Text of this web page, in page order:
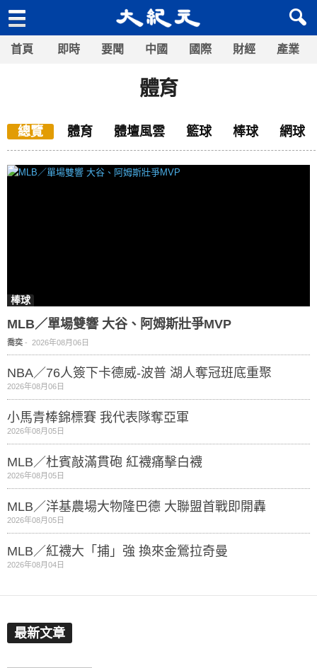
首頁 即時 要聞 中國 國際 財經 產業
體育
總覽 體育 體壇風雲 籃球 棒球 網球
棒球
MLB／單場雙響 大谷、阿姆斯壯爭MVP
喬奕 - 2026年08月06日
NBA／76人簽下卡德威-波普 湖人奪冠班底重聚
2026年08月06日
小馬青棒錦標賽 我代表隊奪亞軍
2026年08月05日
MLB／杜賓敲滿貫砲 紅襪痛擊白襪
2026年08月05日
MLB／洋基農場大物隆巴德 大聯盟首戰即開轟
2026年08月05日
MLB／紅襪大「捕」強 換來金鶯拉奇曼
2026年08月04日
最新文章